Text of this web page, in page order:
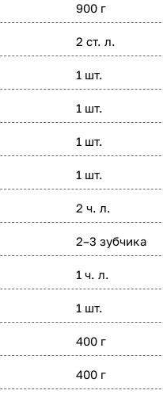
900 г
2 ст. л.
1 шт.
1 шт.
1 шт.
1 шт.
2 ч. л.
2–3 зубчика
1 ч. л.
1 шт.
400 г
400 г